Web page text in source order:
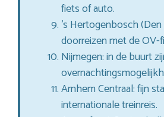
fiets of auto.
’s Hertogenbosch
doorreizen met de OV-
Nijmegen: in de buurt
Arnhem Centraal: fijn
internationale treinreis.